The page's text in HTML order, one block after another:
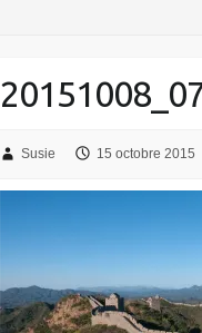
Susie 15 octobre 2015